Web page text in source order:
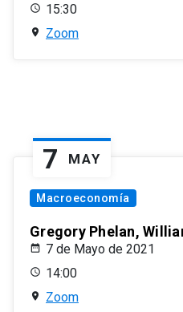
15:30
Zoom
7 MAY
Macroeconomía
Gregory Phelan,
7 de Mayo de 2021
14:00
Zoom